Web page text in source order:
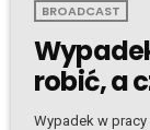
BROADCAST
robić, a
Wypadek w